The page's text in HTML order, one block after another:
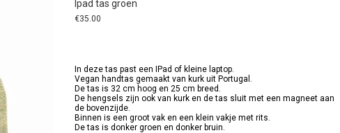
Ipad tas groen
€35.00
In deze tas past een IPad of kleine laptop.
Vegan handtas gemaakt van kurk uit Portugal.
De tas is 32 cm hoog en 25 cm breed.
De hengsels zijn ook van kurk en de tas sluit met een magneet aan
de bovenzijde.
Binnen is een groot vak en een klein vakje met rits.
De tas is donker groen en donker bruin.